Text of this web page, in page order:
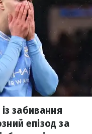
забивання
епізод за